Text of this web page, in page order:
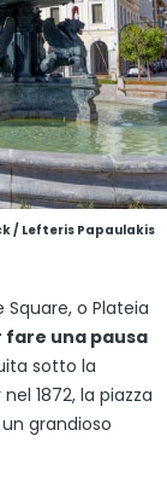
/ Lefteris Papaulakis
o Plateia
una pausa
sotto la
1872, la piazza
grandioso